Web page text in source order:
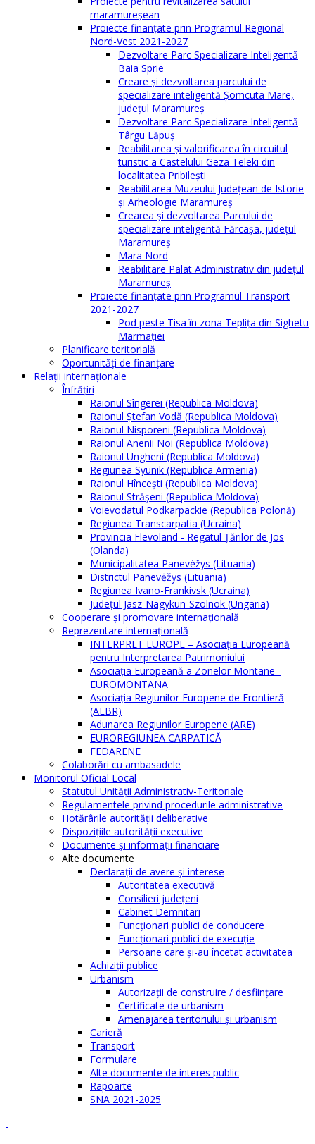
maramureşean
Proiecte finanțate prin Programul Regional
Nord-Vest 2021-2027
Dezvoltare Parc Specializare Inteligentă
Baia Sprie
Creare și dezvoltarea parcului de
specializare inteligentă Șomcuta Mare,
județul Maramureș
Dezvoltare Parc Specializare Inteligentă
Târgu Lăpuș
Reabilitarea și valorificarea în circuitul
turistic a Castelului Geza Teleki din
localitatea Pribilești
Reabilitarea Muzeului Județean de Istorie
și Arheologie Maramureș
Crearea și dezvoltarea Parcului de
specializare inteligentă Fărcașa, județul
Maramureș
Mara Nord
Reabilitare Palat Administrativ din județul
Maramureș
Proiecte finanțate prin Programul Transport
2021-2027
Pod peste Tisa în zona Teplița din Sighetu
Marmației
Planificare teritorială
Oportunităţi de finanţare
Relaţii internaţionale
Înfrăţiri
Raionul Sîngerei (Republica Moldova)
Raionul Ștefan Vodă (Republica Moldova)
Raionul Nisporeni (Republica Moldova)
Raionul Anenii Noi (Republica Moldova)
Raionul Ungheni (Republica Moldova)
Regiunea Syunik (Republica Armenia)
Raionul Hîncești (Republica Moldova)
Raionul Străşeni (Republica Moldova)
Voievodatul Podkarpackie (Republica Polonă)
Regiunea Transcarpatia (Ucraina)
Provincia Flevoland - Regatul Ţărilor de Jos
(Olanda)
Municipalitatea Panevėžys (Lituania)
Districtul Panevėžys (Lituania)
Regiunea Ivano-Frankivsk (Ucraina)
Judeţul Jasz-Nagykun-Szolnok (Ungaria)
Cooperare şi promovare internaţională
Reprezentare internaţională
INTERPRET EUROPE – Asociația Europeană
pentru Interpretarea Patrimoniului
Asociația Europeană a Zonelor Montane -
EUROMONTANA
Asociația Regiunilor Europene de Frontieră
(AEBR)
Adunarea Regiunilor Europene (ARE)
EUROREGIUNEA CARPATICĂ
FEDARENE
Colaborări cu ambasadele
Monitorul Oficial Local
Statutul Unităţii Administrativ-Teritoriale
Regulamentele privind procedurile administrative
Hotărârile autorităţii deliberative
Dispoziţiile autorităţii executive
Documente şi informaţii financiare
Alte documente
Declaraţii de avere şi interese
Autoritatea executivă
Consilieri judeţeni
Cabinet Demnitari
Funcţionari publici de conducere
Funcționari publici de execuție
Persoane care şi-au încetat activitatea
Achiziţii publice
Urbanism
Autorizații de construire / desființare
Certificate de urbanism
Amenajarea teritoriului şi urbanism
Carieră
Transport
Formulare
Alte documente de interes public
Rapoarte
SNA 2021-2025